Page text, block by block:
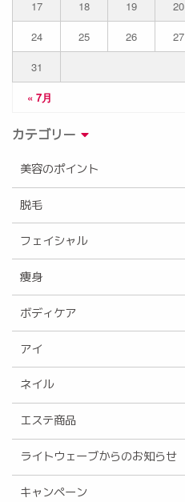
« 7月
17 18 19 20
24
25 26 27
31
カテゴリー
美容のポイント
脱毛
フェイシャル
痩身
ボディケア
アイ
ネイル
エステ商品
ライトウェーブからのお知らせ
キャンペーン